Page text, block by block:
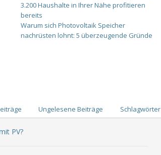
3.200 Haushalte in Ihrer Nähe profitieren
bereits
Warum sich Photovoltaik Speicher
nachrüsten lohnt: 5 überzeugende Gründe
Ungelesene Beiträge Schlagwörter
PV?